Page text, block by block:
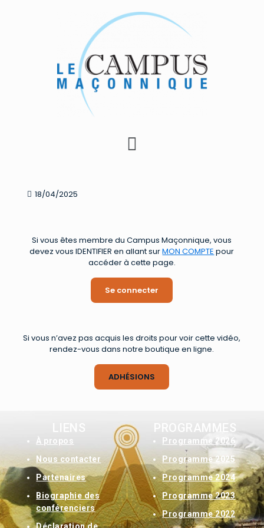
18/04/2025
Si vous êtes membre du Campus Maçonnique, vous
devez vous IDENTIFIER en allant surMON COMPTE pour
accéder à cette page.
Se connecter
Si vous n’avez pas acquis les droits pour voir cette vidéo,
rendez-vous dans notre boutique en ligne.
ADHÉSIONS
LIENS
À propos
Nous contacter
Partenaires
Biographie des
conférenciers
PROGRAMMES
Programme 2026
Programme 2025
Programme 2024
Programme 2023
Programme 2022